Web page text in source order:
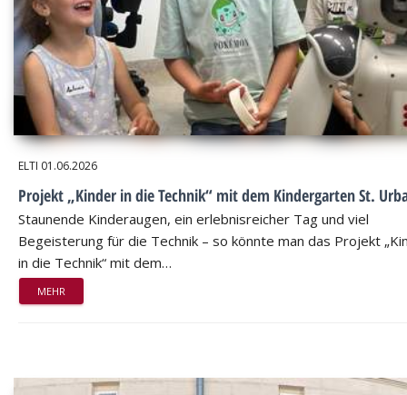
ELTI 01.06.2026
Projekt „Kinder in die Technik“ mit dem Kindergarten St.
Staunende Kinderaugen, ein erlebnisreicher Tag und viel
Begeisterung für die Technik – so könnte man das Projekt
in die Technik“ mit dem…
MEHR